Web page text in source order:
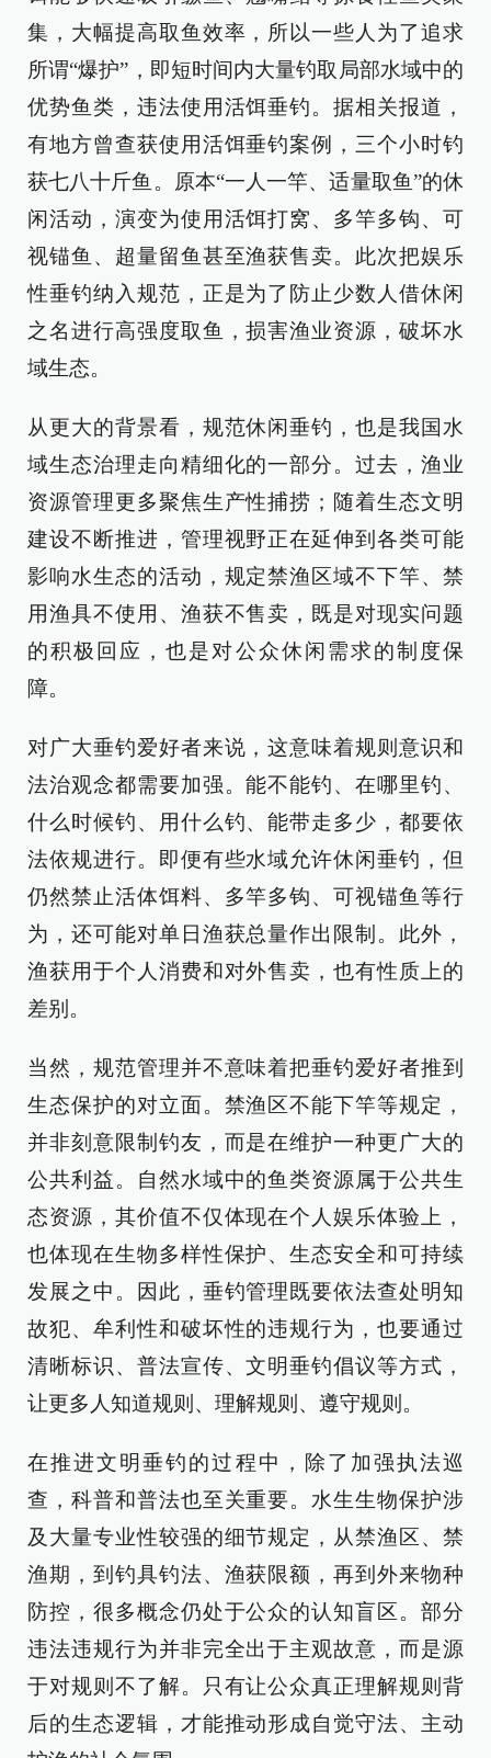
集，大幅提高取鱼效率，所以一些人为了追求
所谓“爆护”，即短时间内大量钓取局部水域中的
优势鱼类，违法使用活饵垂钓。据相关报道，
有地方曾查获使用活饵垂钓案例，三个小时钓
获七八十斤鱼。原本“一人一竿、适量取鱼”的休
闲活动，演变为使用活饵打窝、多竿多钩、可
视锚鱼、超量留鱼甚至渔获售卖。此次把娱乐
性垂钓纳入规范，正是为了防止少数人借休闲
之名进行高强度取鱼，损害渔业资源，破坏水
域生态。
从更大的背景看，规范休闲垂钓，也是我国水
域生态治理走向精细化的一部分。过去，渔业
资源管理更多聚焦生产性捕捞；随着生态文明
建设不断推进，管理视野正在延伸到各类可能
影响水生态的活动，规定禁渔区域不下竿、禁
用渔具不使用、渔获不售卖，既是对现实问题
的积极回应，也是对公众休闲需求的制度保
障。
对广大垂钓爱好者来说，这意味着规则意识和
法治观念都需要加强。能不能钓、在哪里钓、
什么时候钓、用什么钓、能带走多少，都要依
法依规进行。即便有些水域允许休闲垂钓，但
仍然禁止活体饵料、多竿多钩、可视锚鱼等行
为，还可能对单日渔获总量作出限制。此外，
渔获用于个人消费和对外售卖，也有性质上的
差别。
当然，规范管理并不意味着把垂钓爱好者推到
生态保护的对立面。禁渔区不能下竿等规定，
并非刻意限制钓友，而是在维护一种更广大的
公共利益。自然水域中的鱼类资源属于公共生
态资源，其价值不仅体现在个人娱乐体验上，
也体现在生物多样性保护、生态安全和可持续
发展之中。因此，垂钓管理既要依法查处明知
故犯、牟利性和破坏性的违规行为，也要通过
清晰标识、普法宣传、文明垂钓倡议等方式，
让更多人知道规则、理解规则、遵守规则。
在推进文明垂钓的过程中，除了加强执法巡
查，科普和普法也至关重要。水生生物保护涉
及大量专业性较强的细节规定，从禁渔区、禁
渔期，到钓具钓法、渔获限额，再到外来物种
防控，很多概念仍处于公众的认知盲区。部分
违法违规行为并非完全出于主观故意，而是源
于对规则不了解。只有让公众真正理解规则背
后的生态逻辑，才能推动形成自觉守法、主动